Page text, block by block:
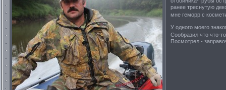
ранее треснутую
мне геморр с
У одного моего
Сообразил что что-
Посмотрел -